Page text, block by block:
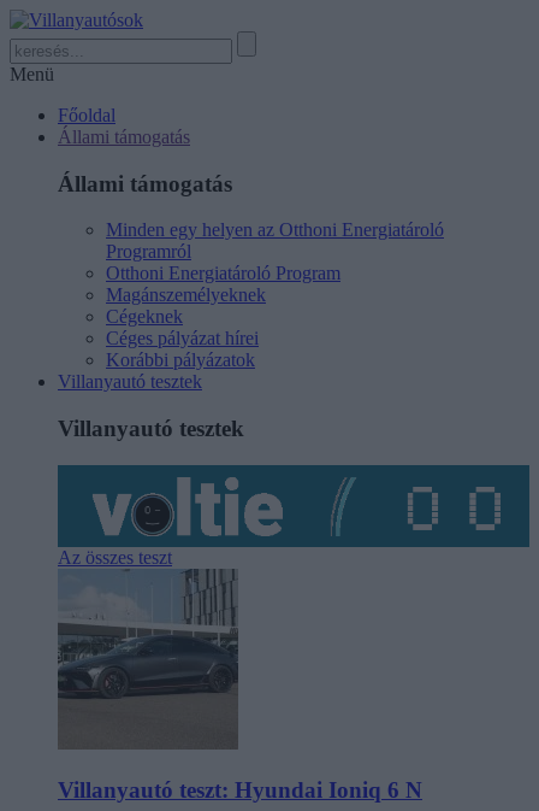
Menü
Főoldal
Állami támogatás
Állami támogatás
Minden egy helyen az Otthoni Energiatároló
Programról
Otthoni Energiatároló Program
Magánszemélyeknek
Cégeknek
Céges pályázat hírei
Korábbi pályázatok
Villanyautó tesztek
Villanyautó tesztek
Az összes teszt
Villanyautó teszt: Hyundai Ioniq 6 N